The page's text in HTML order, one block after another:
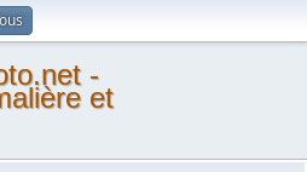
-
et